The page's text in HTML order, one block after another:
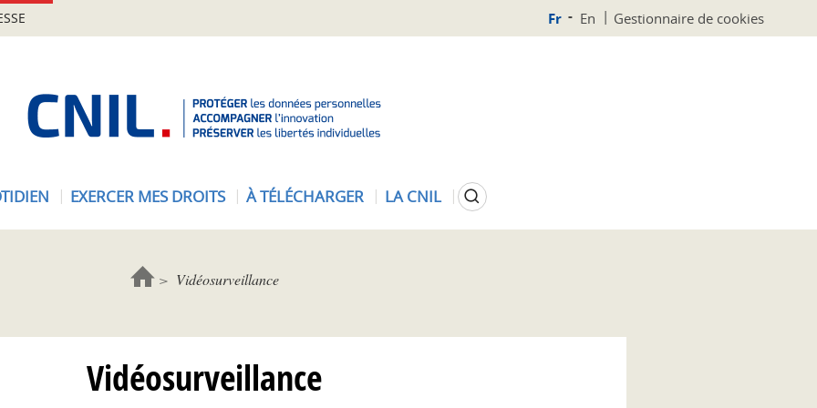
Fr En Gestionnaire de cookies
EXERCER MES DROITS À TÉLÉCHARGER LA CNIL Rechercher
Vidéosurveillance
Vidéosurveillance